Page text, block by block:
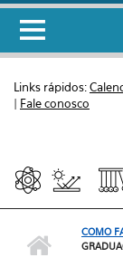
Links rápidos:
| Fale conosco
COMO